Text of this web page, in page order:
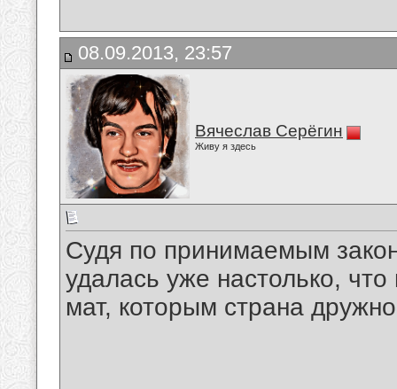
08.09.2013, 23:57
Вячеслав Серёгин
Живу я здесь
Судя по принимаемым
удалась уже настолько,
мат, которым страна